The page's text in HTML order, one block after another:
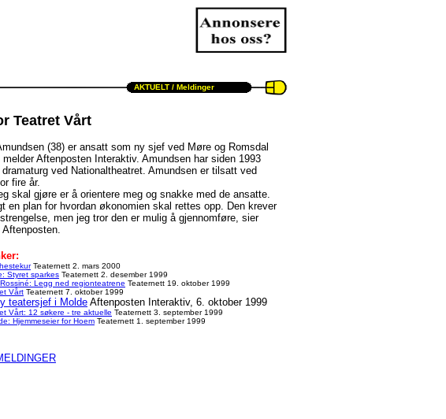
AKTUELT / Meldinger
Teatret Vårt
(38) er ansatt som ny sjef ved Møre og Romsdal
melder Aftenposten Interaktiv. Amundsen har siden 1993
ved Nationaltheatret. Amundsen er tilsatt ved
fire år.
skal gjøre er å orientere meg og snakke med de ansatte.
en plan for hvordan økonomien skal rettes opp. Den krever
men jeg tror den er mulig å gjennomføre, sier
Teaternett 2. mars 2000
Styret sparkes Teaternett 2. desember 1999
Legg ned regionteatrene Teaternett 19. oktober 1999
Vårt Teaternett 7. oktober 1999
teatersjef i Molde Aftenposten Interaktiv, 6. oktober 1999
Vårt: 12 søkere - tre aktuelle Teaternett 3. september 1999
Hjemmeseier for Hoem Teaternett 1. september 1999